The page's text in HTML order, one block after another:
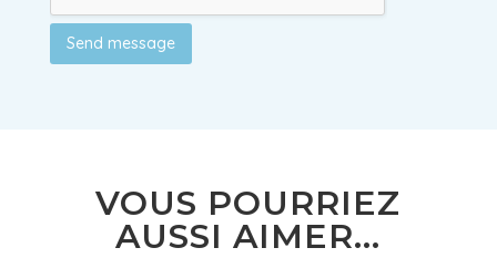
Send message
VOUS POURRIEZ
AUSSI AIMER...